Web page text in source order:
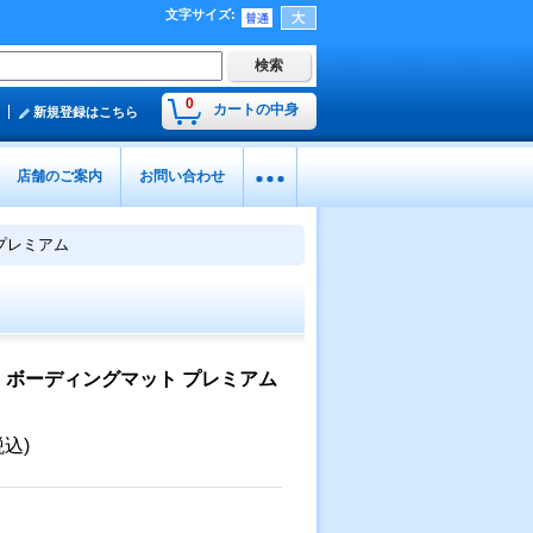
文字サイズ:
0 カートの中身
新規登録はこちら
店舗のご案内 お問い合わせ
レミアム
ーディングマット プレミアム
込)